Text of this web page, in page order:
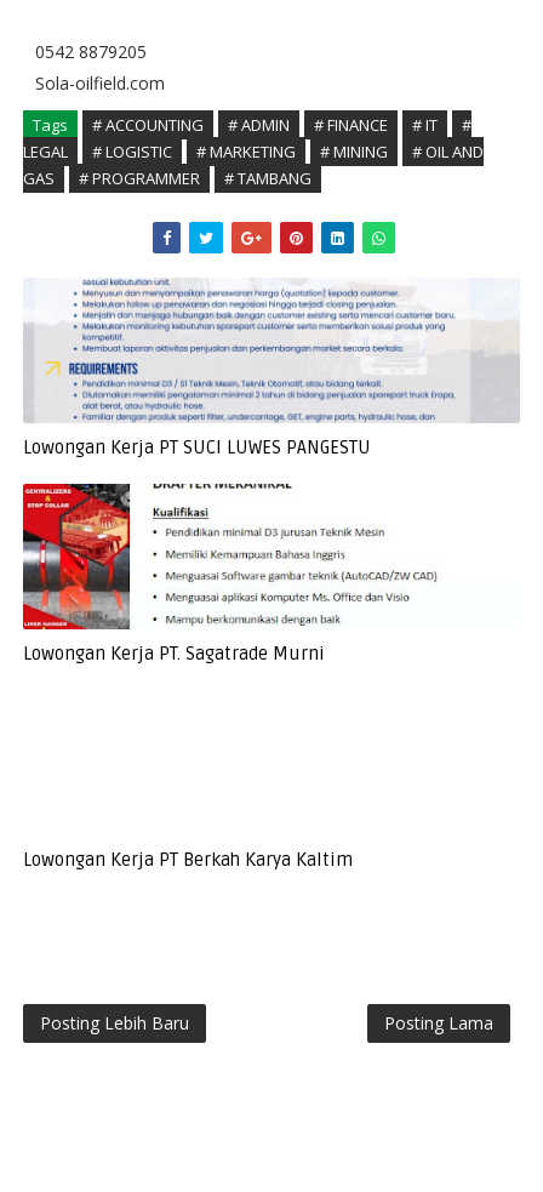
0542 8879205
Sola-oilfield.com
Tags # ACCOUNTING # ADMIN # FINANCE # IT
#
LEGAL
# LOGISTIC # MARKETING # MINING
# OIL AND
GAS
# PROGRAMMER # TAMBANG
Lowongan Kerja PT SUCI LUWES PANGESTU
Lowongan Kerja PT. Sagatrade Murni
Lowongan Kerja PT Berkah Karya Kaltim
Posting Lebih Baru Posting Lama